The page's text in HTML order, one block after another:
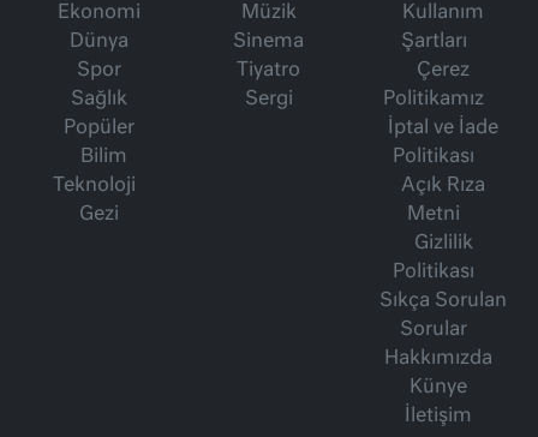
Ekonomi
Dünya
Spor
Sağlık
Popüler
Bilim
Teknoloji
Gezi
Müzik
Sinema
Tiyatro
Sergi
Kullanım
Şartları
Çerez
Politikamız
İptal ve İade
Politikası
Açık Rıza
Metni
Gizlilik
Politikası
Sıkça Sorulan
Sorular
Hakkımızda
Künye
İletişim